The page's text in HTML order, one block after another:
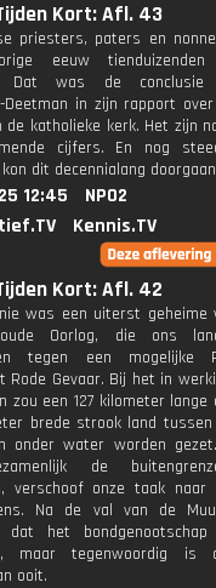
Kort: Afl. 43
priesters, paters en
eeuw tienduizenden
Dat was de
Deetman in zijn rapport
de katholieke kerk. Het zijn
cijfers. En nog
dit decennialang
12:45
NPO2
Kennis.TV
Kort: Afl. 42
was een uiterst geheime
Oorlog, die ons
tegen een mogelijke
Rode Gevaar. Bij het in
zou een 127 kilometer
brede strook land tussen
onder water worden
de
verschoof onze taak naar
Na de val van de
dat het
maar tegenwoordig is
ooit.